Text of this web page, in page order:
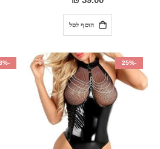
הוסף לסל
-25%
-48%